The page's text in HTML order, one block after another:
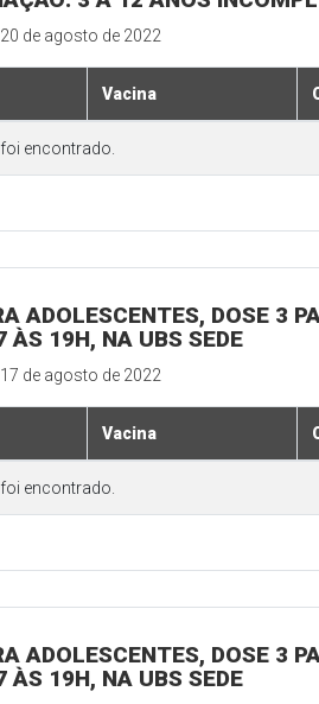
20 de agosto de 2022
Vacina
encontrado.
ADOLESCENTES, DOSE 3
ÀS 19H, NA UBS SEDE
17 de agosto de 2022
Vacina
encontrado.
ADOLESCENTES, DOSE 3
ÀS 19H, NA UBS SEDE